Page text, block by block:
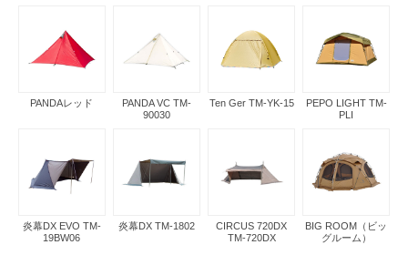
PANDAレッド
PANDA VC TM-
90030
Ten Ger TM-YK-15
PEPO LIGHT TM-
PLI
炎幕DX EVO TM-
19BW06
炎幕DX TM-1802
CIRCUS 720DX
TM-720DX
BIG ROOM（ビッ
グルーム）